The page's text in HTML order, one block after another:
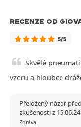
RECENZE OD
5/5
Skvělé
vzoru a hloubce
Přeložený názor
zkušenosti z 15.06.24
Zpráva